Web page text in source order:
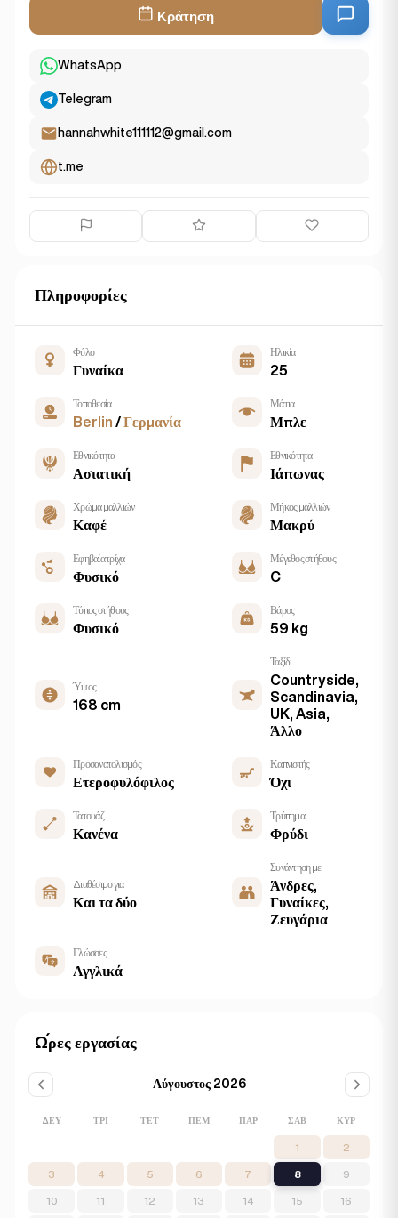
Κράτηση
WhatsApp
Telegram
hannahwhite111112@gmail.com
t.me
Πληροφορίες
Φύλο
Γυναίκα
Ηλικία
25
Τοποθεσία
Berlin /Γερμανία
Μάτια
Μπλε
Εθνικότητα
Ασιατική
Εθνικότητα
Ιάπωνας
Χρώμα μαλλιών
Καφέ
Μήκος μαλλιών
Μακρύ
Εφηβαία τρίχα
Φυσικό
Μέγεθος στήθους
C
Τύπος στήθους
Φυσικό
Βάρος
59 kg
Ύψος
168 cm
Ταξίδι
Countryside,
Scandinavia,
UK, Asia,
Άλλο
Προσανατολισμός
Ετεροφυλόφιλος
Καπνιστής
Όχι
Τατουάζ
Κανένα
Τρύπημα
Φρύδι
Διαθέσιμο για
Και τα δύο
Συνάντηση με
Άνδρες,
Γυναίκες,
Ζευγάρια
Γλώσσες
Αγγλικά
Ώρες εργασίας
Αύγουστος 2026
ΔΕΥ ΤΡΊ ΤΕΤ ΠΈΜ ΠΑΡ ΣΆΒ ΚΥΡ
1 2
3 4 5 6 7 8 9
10 11 12 13 14 15 16